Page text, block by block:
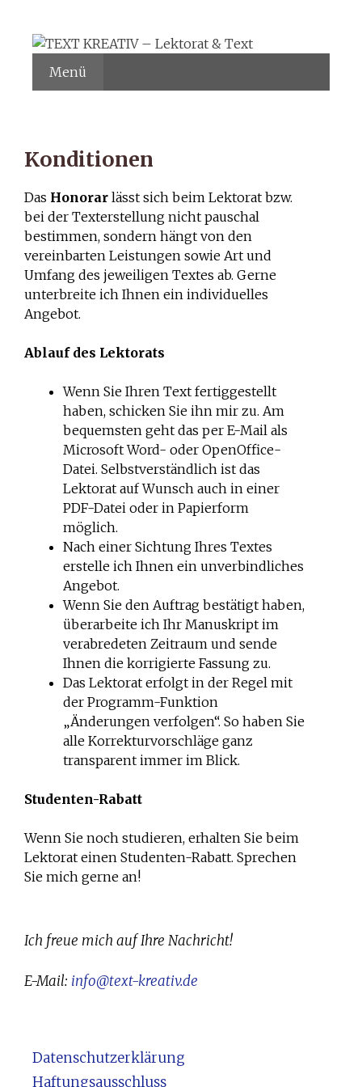
springen
Menü
Konditionen
Das Honorar lässt sich beim Lektorat bzw.
bei der Texterstellung nicht pauschal
bestimmen, sondern hängt von den
vereinbarten Leistungen sowie Art und
Umfang des jeweiligen Textes ab. Gerne
unterbreite ich Ihnen ein individuelles
Angebot.
Ablauf des Lektorats
Wenn Sie Ihren Text fertiggestellt
haben, schicken Sie ihn mir zu. Am
bequemsten geht das per E-Mail als
Microsoft Word- oder OpenOffice-
Datei. Selbstverständlich ist das
Lektorat auf Wunsch auch in einer
PDF-Datei oder in Papierform
möglich.
Nach einer Sichtung Ihres Textes
erstelle ich Ihnen ein unverbindliches
Angebot.
Wenn Sie den Auftrag bestätigt haben,
überarbeite ich Ihr Manuskript im
verabredeten Zeitraum und sende
Ihnen die korrigierte Fassung zu.
Das Lektorat erfolgt in der Regel mit
der Programm-Funktion
„Änderungen verfolgen“. So haben Sie
alle Korrekturvorschläge ganz
transparent immer im Blick.
Studenten-Rabatt
Wenn Sie noch studieren, erhalten Sie beim
Lektorat einen Studenten-Rabatt. Sprechen
Sie mich gerne an!
Ich freue mich auf Ihre Nachricht!
E-Mail: info@text-kreativ.de
Datenschutzerklärung
Haftungsausschluss